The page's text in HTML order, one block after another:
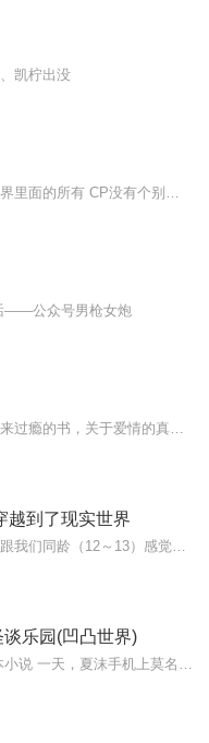
凯柠出没
公众号男枪女炮
越到了现实世界
乐园(凹凸世界)